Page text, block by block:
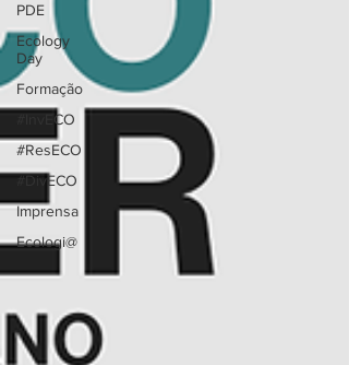
PDE
Ecology
Day
Formação
#InvECO
#ResECO
#DivECO
Imprensa
Ecologi@